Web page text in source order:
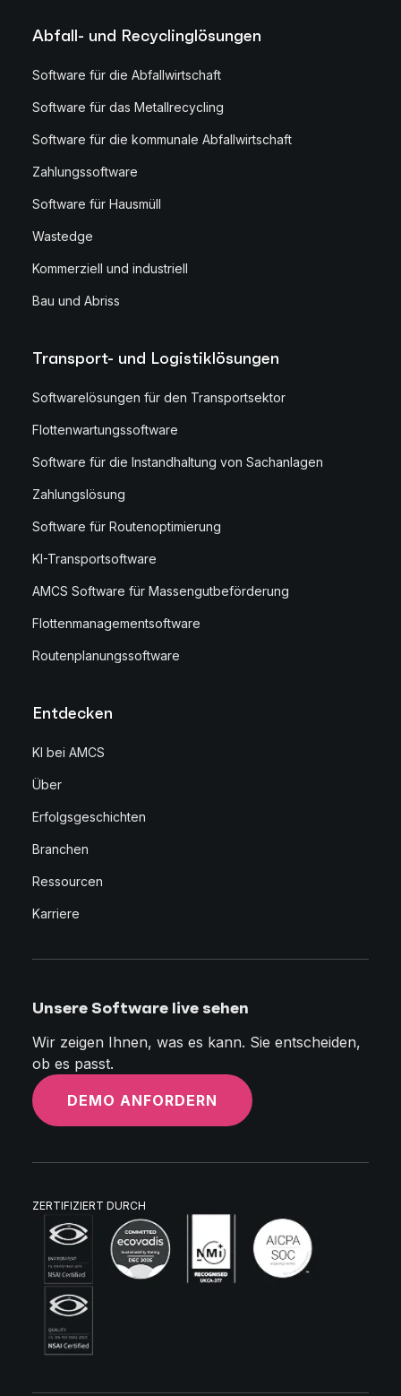
Abfall- und Recyclinglösungen
Software für die Abfallwirtschaft
Software für das Metallrecycling
Software für die kommunale Abfallwirtschaft
Zahlungssoftware
Software für Hausmüll
Wastedge
Kommerziell und industriell
Bau und Abriss
Transport- und Logistiklösungen
Softwarelösungen für den Transportsektor
Flottenwartungssoftware
Software für die Instandhaltung von Sachanlagen
Zahlungslösung
Software für Routenoptimierung
KI-Transportsoftware
AMCS Software für Massengutbeförderung
Flottenmanagementsoftware
Routenplanungssoftware
Entdecken
KI bei AMCS
Über
Erfolgsgeschichten
Branchen
Ressourcen
Karriere
Unsere Software live sehen
Wir zeigen Ihnen, was es kann. Sie entscheiden,
ob es passt.
DEMO ANFORDERN
ZERTIFIZIERT DURCH